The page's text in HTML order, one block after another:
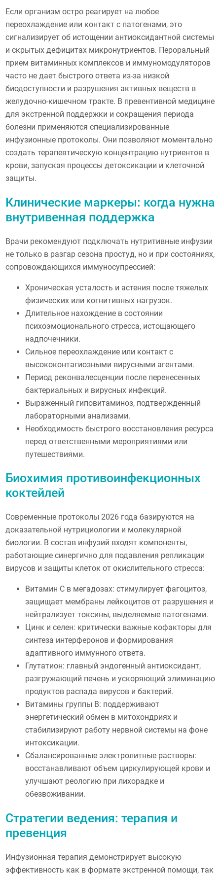
Если организм остро реагирует на любое
переохлаждение или контакт с патогенами, это
сигнализирует об истощении антиоксидантной системы
и скрытых дефицитах микронутриентов. Пероральный
прием витаминных комплексов и иммуномодуляторов
часто не дает быстрого ответа из-за низкой
биодоступности и разрушения активных веществ в
желудочно-кишечном тракте. В превентивной медицине
для экстренной поддержки и сокращения периода
болезни применяются специализированные
инфузионные протоколы. Они позволяют моментально
создать терапевтическую концентрацию нутриентов в
крови, запуская процессы детоксикации и клеточной
защиты.
Клинические маркеры: когда нужна
внутривенная поддержка
Врачи рекомендуют подключать нутритивные инфузии
не только в разгар сезона простуд, но и при состояниях,
сопровождающихся иммуносупрессией:
Хроническая усталость и астения после тяжелых
физических или когнитивных нагрузок.
Длительное нахождение в состоянии
психоэмоционального стресса, истощающего
надпочечники.
Сильное переохлаждение или контакт с
высококонтагиозными вирусными агентами.
Период реконвалесценции после перенесенных
бактериальных и вирусных инфекций.
Выраженный гиповитаминоз, подтвержденный
лабораторными анализами.
Необходимость быстрого восстановления ресурса
перед ответственными мероприятиями или
путешествиями.
Биохимия противоинфекционных
коктейлей
Современные протоколы 2026 года базируются на
доказательной нутрициологии и молекулярной
биологии. В состав инфузий входят компоненты,
работающие синергично для подавления репликации
вирусов и защиты клеток от окислительного стресса:
Витамин С в мегадозах: стимулирует фагоцитоз,
защищает мембраны лейкоцитов от разрушения и
нейтрализует токсины, выделяемые патогенами.
Цинк и селен: критически важные кофакторы для
синтеза интерферонов и формирования
адаптивного иммунного ответа.
Глутатион: главный эндогенный антиоксидант,
разгружающий печень и ускоряющий элиминацию
продуктов распада вирусов и бактерий.
Витамины группы В: поддерживают
энергетический обмен в митохондриях и
стабилизируют работу нервной системы на фоне
интоксикации.
Сбалансированные электролитные растворы:
восстанавливают объем циркулирующей крови и
улучшают реологию при лихорадке и
обезвоживании.
Стратегии ведения: терапия и
превенция
Инфузионная терапия демонстрирует высокую
эффективность как в формате экстренной помощи, так